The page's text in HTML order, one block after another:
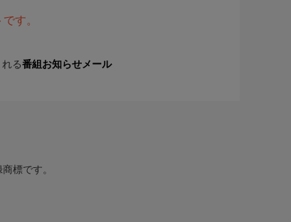
す。
る番組お知らせメール
標です。